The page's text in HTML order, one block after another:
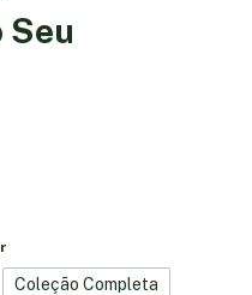
Seu
Coleção Completa